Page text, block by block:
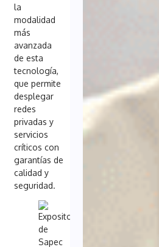
la
modalidad
más
avanzada
de esta
tecnología,
que permite
desplegar
redes
privadas y
servicios
críticos con
garantías de
calidad y
seguridad.